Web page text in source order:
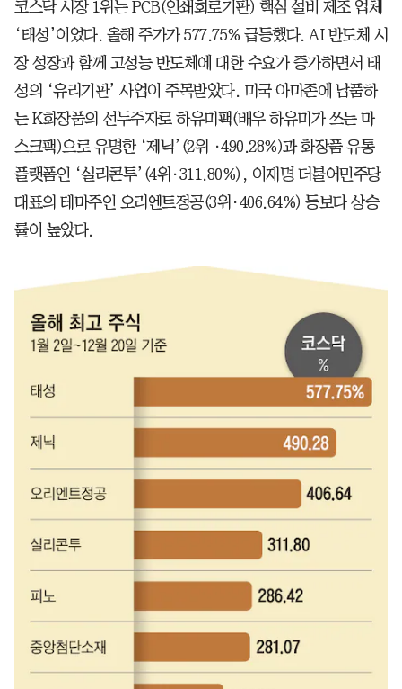
코스닥 시장 1위는 PCB(인쇄회로기판) 핵심 설비 제조 업체
‘태성’이었다. 올해 주가가 577.75% 급등했다. AI 반도체 시
장 성장과 함께 고성능 반도체에 대한 수요가 증가하면서 태
성의 ‘유리기판’ 사업이 주목받았다. 미국 아마존에 납품하
는 K화장품의 선두주자로 하유미팩(배우 하유미가 쓰는 마
스크팩)으로 유명한 ‘제닉’(2위 ·490.28%)과 화장품 유통
플랫폼인 ‘실리콘투’(4위·311.80%), 이재명 더불어민주당
대표의 테마주인 오리엔트정공(3위·406.64%) 등보다 상승
률이 높았다.